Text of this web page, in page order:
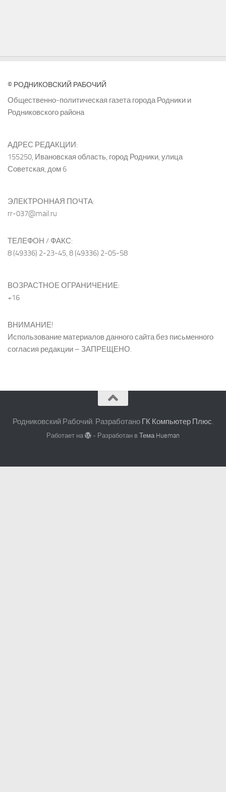
© РОДНИКОВСКИЙ РАБОЧИЙ
Общественно-политическая газета города Родники и
Родниковского района
АДРЕС РЕДАКЦИИ:
155250, Ивановская область, город Родники, улица
Советская, дом 6
ЭЛЕКТРОННАЯ ПОЧТА:
rr-037@mail.ru
ТЕЛЕФОН / ФАКС:
8 (49336) 2-23-45, 8 (49336) 2-05-58
ВОЗРАСТНОЕ ОГРАНИЧЕНИЕ:
+16
ВНИМАНИЕ!
Использование материалов данного сайта без письменного
согласия редакции – ЗАПРЕЩЕНО.
Родниковский Рабочий. Разработано ГК Компьютер Плюс.
Работает на - Разработан вТема Hueman